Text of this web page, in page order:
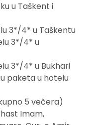
u Taškent i
3*/4* u Taškentu
3*/4* u
3*/4* u Bukhari
paketa u hotelu
5 večera)
Imam,